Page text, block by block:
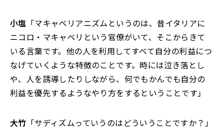
小塩 「マキャベリアニズムというのは、昔イタリアに
ニコロ・マキャベリという官僚がいて、そこからきて
いる言葉です。他の人を利用してすべて自分の利益につ
なげていくような特徴のことです。時には泣き落とし
や、人を誘導したりしながら、何でもかんでも自分の
利益を優先するようなやり方をするということです」
大竹 「サディズムっていうのはどういうことですか？」